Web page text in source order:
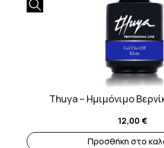
Thuya – Ημιμόνιμο
12,00 €
Προσθήκη στο